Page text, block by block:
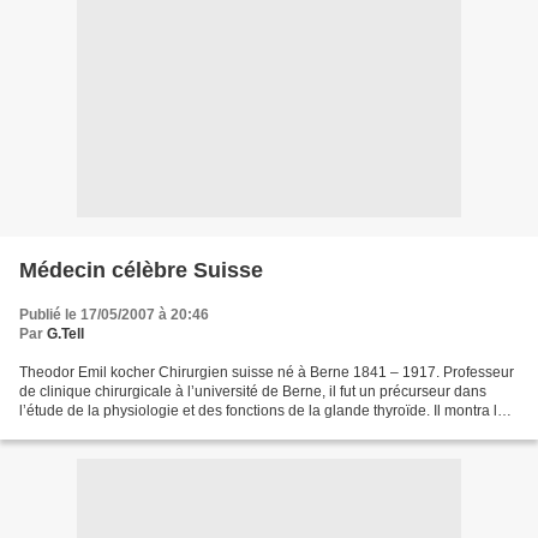
Médecin célèbre Suisse
Publié le 17/05/2007 à 20:46
Par G.Tell
Theodor Emil kocher Chirurgien suisse né à Berne 1841 – 1917. Professeur
de clinique chirurgicale à l’université de Berne, il fut un précurseur dans
l’étude de la physiologie et des fonctions de la glande thyroïde. Il montra le